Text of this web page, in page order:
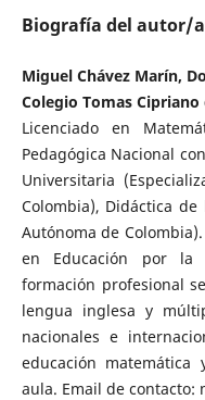
Biografía del autor/a
Miguel Chávez Marín,
Colegio Tomas
Licenciado en
Pedagógica Nacional
Universitaria
Colombia), Didáctica
Autónoma de
en Educación por la
formación profesional
lengua inglesa y
nacionales e
educación
aula. Email de contacto: